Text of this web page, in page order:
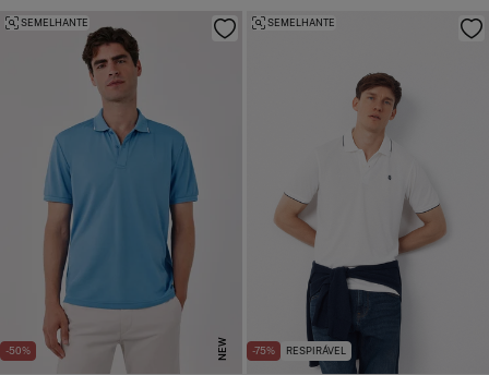
-50% NEW
SEMELHANTE
-75% RESPIRÁVEL
SEMELHANTE